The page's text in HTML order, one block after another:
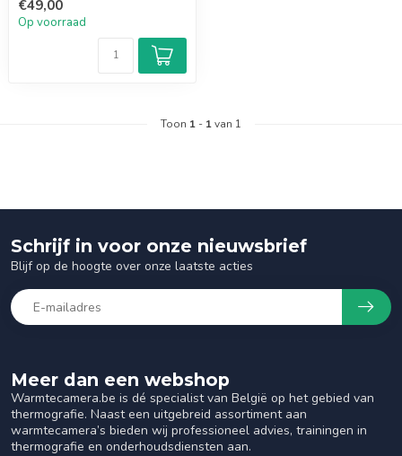
€49,00
Op voorraad
Toon 1 - 1van 1
Meer dan een webshop
Warmtecamera.be is dé specialist van België op het gebied van
thermografie. Naast een uitgebreid assortiment aan
warmtecamera’s bieden wij professioneel advies, trainingen in
thermografie en onderhoudsdiensten aan.
Schrijf in voor onze nieuwsbrief
Blijf op de hoogte over onze laatste acties